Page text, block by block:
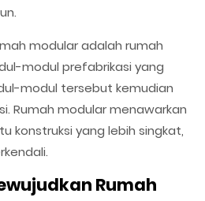
modular adalah rumah
modul prefabrikasi yang
modul tersebut kemudian
Rumah modular menawarkan
konstruksi yang lebih singkat,
Rumah